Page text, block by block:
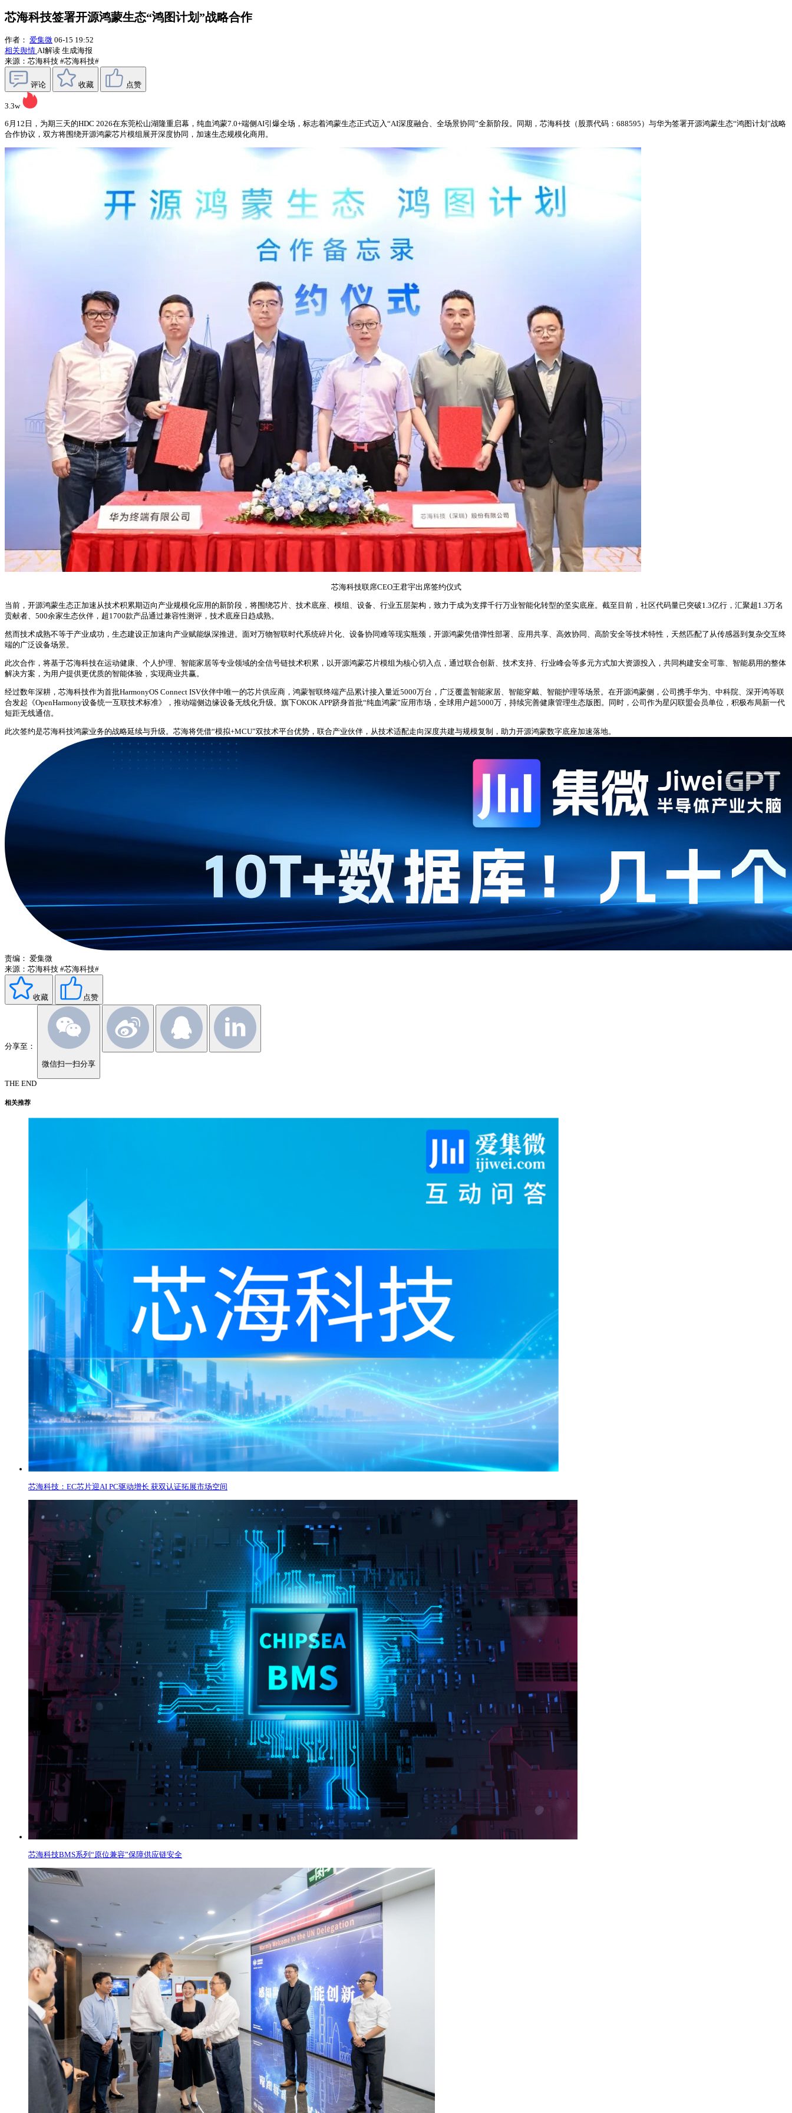
芯海科技签署开源鸿蒙生态“鸿图计划”战略合作
作者： 爱集微 06-15 19:52
相关舆情 AI解读 生成海报
来源：芯海科技 #芯海科技#
评论 收藏 点赞
3.3w
6月12日，为期三天的HDC 2026在东莞松山湖隆重启幕，纯血鸿蒙7.0+端侧AI引爆全场，标志着鸿蒙生态正式迈入“AI深度融合、全场景协同”全新阶段。同期，芯海科技（股票代码：688595）与华为签署开源鸿蒙生态“鸿图计划”战略
合作协议，双方将围绕开源鸿蒙芯片模组展开深度协同，加速生态规模化商用。
芯海科技联席CEO王君宇出席签约仪式
当前，开源鸿蒙生态正加速从技术积累期迈向产业规模化应用的新阶段，将围绕芯片、技术底座、模组、设备、行业五层架构，致力于成为支撑千行万业智能化转型的坚实底座。截至目前，社区代码量已突破1.3亿行，汇聚超1.3万名
贡献者、500余家生态伙伴，超1700款产品通过兼容性测评，技术底座日趋成熟。
然而技术成熟不等于产业成功，生态建设正加速向产业赋能纵深推进。面对万物智联时代系统碎片化、设备协同难等现实瓶颈，开源鸿蒙凭借弹性部署、应用共享、高效协同、高阶安全等技术特性，天然匹配了从传感器到复杂交互终
端的广泛设备场景。
此次合作，将基于芯海科技在运动健康、个人护理、智能家居等专业领域的全信号链技术积累，以开源鸿蒙芯片模组为核心切入点，通过联合创新、技术支持、行业峰会等多元方式加大资源投入，共同构建安全可靠、智能易用的整体
解决方案，为用户提供更优质的智能体验，实现商业共赢。
经过数年深耕，芯海科技作为首批HarmonyOS Connect ISV伙伴中唯一的芯片供应商，鸿蒙智联终端产品累计接入量近5000万台，广泛覆盖智能家居、智能穿戴、智能护理等场景。在开源鸿蒙侧，公司携手华为、中科院、深开鸿等联
合发起《OpenHarmony设备统一互联技术标准》，推动端侧边缘设备无线化升级。旗下OKOK APP跻身首批“纯血鸿蒙”应用市场，全球用户超5000万，持续完善健康管理生态版图。同时，公司作为星闪联盟会员单位，积极布局新一代
短距无线通信。
此次签约是芯海科技鸿蒙业务的战略延续与升级。芯海将凭借“模拟+MCU”双技术平台优势，联合产业伙伴，从技术适配走向深度共建与规模复制，助力开源鸿蒙数字底座加速落地。
责编： 爱集微
来源：芯海科技 #芯海科技#
收藏 点赞
分享至：
微信扫一扫分享
THE END
相关推荐
芯海科技：EC芯片迎AI PC驱动增长 获双认证拓展市场空间
芯海科技BMS系列“原位兼容”保障供应链安全